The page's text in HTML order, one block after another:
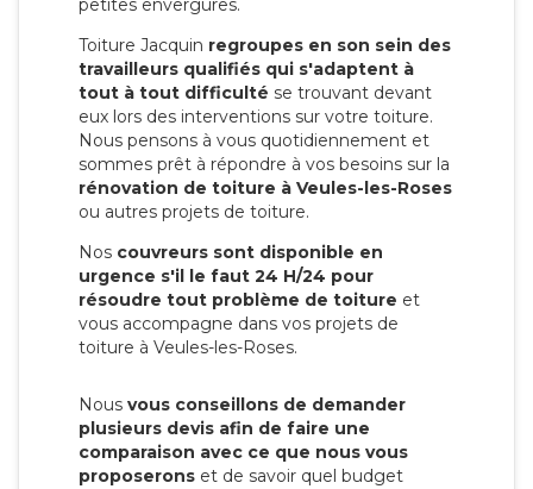
Toiture Jacquin regroupes en son sein des
travailleurs qualifiés qui s'adaptent à
tout à tout difficulté se trouvant devant
eux lors des interventions sur votre toiture.
Nous pensons à vous quotidiennement et
sommes prêt à répondre à vos besoins sur la
rénovation de toiture à Veules-les-Roses
ou autres projets de toiture.
Nos couvreurs sont disponible en
urgence s'il le faut 24 H/24 pour
résoudre tout problème de toiture et
vous accompagne dans vos projets de
toiture à Veules-les-Roses.
Nous vous conseillons de demander
plusieurs devis afin de faire une
comparaison avec ce que nous vous
proposerons et de savoir quel budget